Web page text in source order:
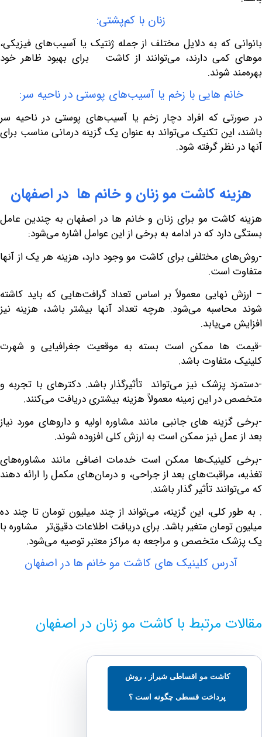
زنان با کم‌پشتی:
که به دلایل مختلف از جمله ژنتیک یا آسیب‌های فیزیکی،
دارند، می‌توانند از کاشت برای بهبود ظاهر خود
شوند.
هایی با زخم یا آسیب‌های پوستی در ناحیه سر:
که افراد دچار زخم یا آسیب‌های پوستی در ناحیه سر
تکنیک می‌تواند به عنوان یک گزینه درمانی مناسب برای
گرفته شود.
کاشتموزنان وخانم ها دراصفهان
مو برای زنان و خانم ها در اصفهان به چندین عامل
که در ادامه به برخی از این عوامل اشاره می‌شود:
مختلفی برای کاشت مو وجود دارد، هزینه هر یک از آنها
است.
معمولاً بر اساس تعداد گرافت‌هایی که باید کاشته
می‌شود. هرچه تعداد آنها بیشتر باشد، هزینه نیز
ممکن است بسته به موقعیت جغرافیایی و شهرت
باشد.
پزشک نیز می‌تواند تأثیرگذار باشد. دکترهای با تجربه و
این زمینه معمولاً هزینه بیشتری دریافت می‌کنند.
های جانبی مانند مشاوره اولیه و داروهای مورد نیاز
نیز ممکن است به ارزش کلی افزوده شوند.
ممکن است خدمات اضافی مانند مشاوره‌های
بعد از جراحی، و درمان‌های مکمل را ارائه دهند
تأثیر گذار باشند.
کلی، این گزینه، می‌تواند از چند میلیون تومان تا چند ده
متغیر باشد. برای دریافت اطلاعات دقیق‌تر مشاوره با
متخصص و مراجعه به مراکز معتبر توصیه می‌شود.
کلینیک های کاشت مو خانم ها در اصفهان
مرتبط با کاشت مو زنان در اصفهان
کاشت مو اقساطی شیراز ، روش
پرداخت قسطی چگونه است ؟